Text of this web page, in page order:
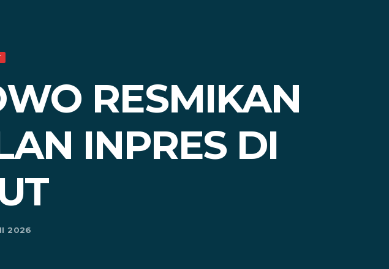
RESMIKAN
INPRES DI
2026